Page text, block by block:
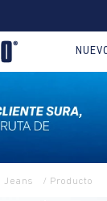
10% EXTRA
Jeans